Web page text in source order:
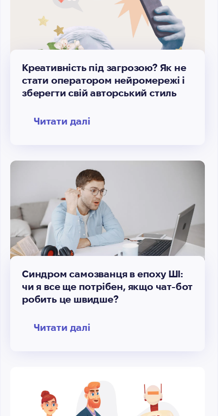
Креативність під загрозою? Як не
стати оператором нейромережі і
зберегти свій авторський стиль
Читати далі
Синдром самозванця в епоху ШІ:
чи я все ще потрібен, якщо чат-бот
робить це швидше?
Читати далі